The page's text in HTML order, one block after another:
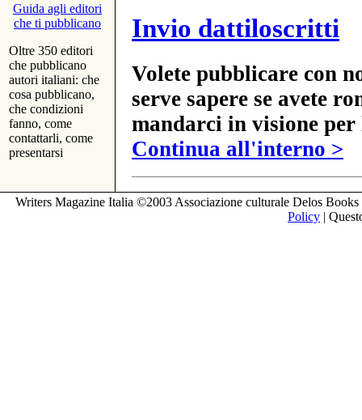
Guida agli editori
che ti pubblicano
Oltre 350 editori
che pubblicano
autori italiani: che
cosa pubblicano,
che condizioni
fanno, come
contattarli, come
presentarsi
Invio dattiloscritti
Volete pubblicare con
serve sapere se avete
mandarci in visione
Continua all'interno >
Writers Magazine Italia ©2003 Associazione culturale Delos
Policy |